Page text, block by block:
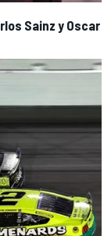
Sainz y Oscar